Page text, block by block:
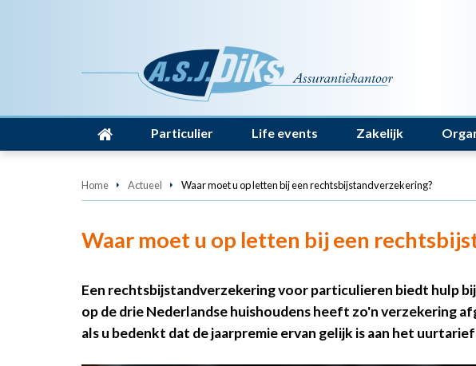
Particulier Life events Zakelijk
Home Actueel Waar moet u op letten bij een rechtsbijstandverzekering?
Waar moet u op letten bij een
Een rechtsbijstandverzekering voor particulieren biedt hulp
op de drie Nederlandse huishoudens heeft zo'n verzekering
als u bedenkt dat de jaarpremie ervan gelijk is aan het